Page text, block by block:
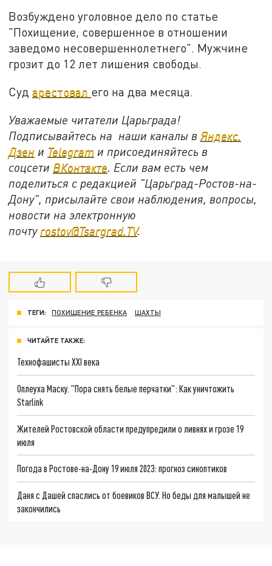
Возбуждено уголовное дело по статье
"Похищение, совершенное в отношении
заведомо несовершеннолетнего". Мужчине
грозит до 12 лет лишения свободы.
Сударестовал его на два месяца.
Уважаемые читатели Царьграда!
Подписывайтесь на наши каналы вЯндекс.
Дзен и Telegram и присоединяйтесь в
соцсети ВКонтакте. Если вам есть чем
поделиться с редакцией "Царьград-Ростов-на-
Дону", присылайте свои наблюдения, вопросы,
новости на электронную
почту rostov@Tsargrad.ТV.
ТЕГИ: ПОХИЩЕНИЕ РЕБЕНКА ШАХТЫ
ЧИТАЙТЕ ТАКЖЕ:
Технофашисты XXI века
Оплеуха Маску. "Пора снять белые перчатки": Как уничтожить
Starlink
Жителей Ростовской области предупредили о ливнях и грозе 19
июля
Погода в Ростове-на-Дону 19 июля 2023: прогноз синоптиков
Даня с Дашей спаслись от боевиков ВСУ. Но беды для малышей не
закончились